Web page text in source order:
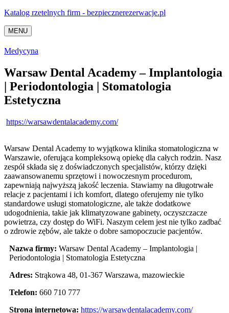
Katalog rzetelnych firm - bezpiecznerezerwacje.pl
MENU
Medycyna
Warsaw Dental Academy – Implantologia
| Periodontologia | Stomatologia
Estetyczna
https://warsawdentalacademy.com/
Warsaw Dental Academy to wyjątkowa klinika stomatologiczna w
Warszawie, oferująca kompleksową opiekę dla całych rodzin. Nasz
zespół składa się z doświadczonych specjalistów, którzy dzięki
zaawansowanemu sprzętowi i nowoczesnym procedurom,
zapewniają najwyższą jakość leczenia. Stawiamy na długotrwałe
relacje z pacjentami i ich komfort, dlatego oferujemy nie tylko
standardowe usługi stomatologiczne, ale także dodatkowe
udogodnienia, takie jak klimatyzowane gabinety, oczyszczacze
powietrza, czy dostęp do WiFi. Naszym celem jest nie tylko zadbać
o zdrowie zębów, ale także o dobre samopoczucie pacjentów.
Nazwa firmy: Warsaw Dental Academy – Implantologia |
Periodontologia | Stomatologia Estetyczna
Adres: Strąkowa 48, 01-367 Warszawa, mazowieckie
Telefon: 660 710 777
Strona internetowa: https://warsawdentalacademy.com/